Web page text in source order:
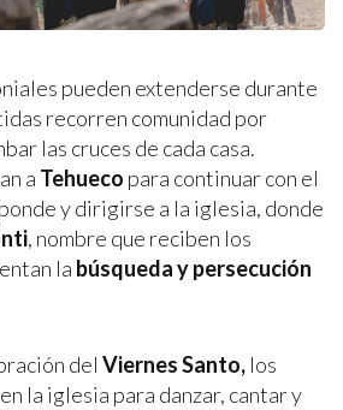
pueden extenderse durante
recorren comunidad por
las cruces de cada casa.
a Tehueco para continuar con el
y dirigirse a la iglesia, donde
, nombre que reciben los
la búsqueda y persecución
del Viernes Santo, los
la iglesia para danzar, cantar y